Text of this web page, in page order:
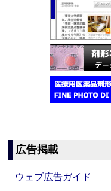
広告掲載
ウェブ広告ガイド